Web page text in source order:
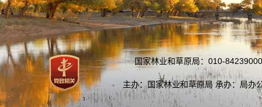
国家林业和草原局：010-
主办：国家林业和草原局 承办：局办